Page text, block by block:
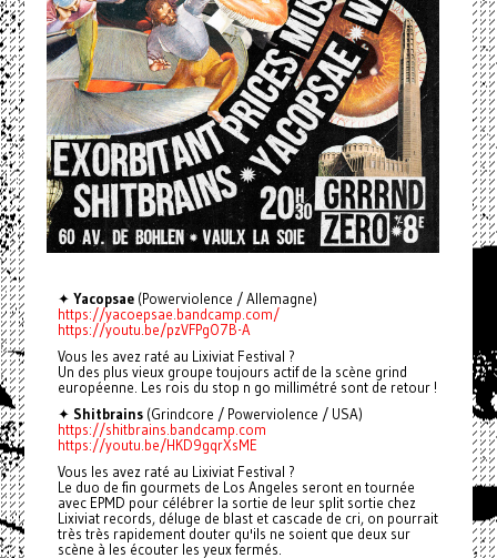
✦ Yacopsae(Powerviolence / Allemagne)
https://yacoepsae.bandcamp.com/
https://youtu.be/pzVFPgO7B-A
Vous les avez raté au Lixiviat Festival ?
Un des plus vieux groupe toujours actif de la scène grind
européenne. Les rois du stop n go millimétré sont de retour !
✦ Shitbrains(Grindcore / Powerviolence / USA)
https://shitbrains.bandcamp.com
https://youtu.be/HKD9gqrXsME
Vous les avez raté au Lixiviat Festival ?
Le duo de fin gourmets de Los Angeles seront en tournée
avec EPMD pour célébrer la sortie de leur split sortie chez
Lixiviat records, déluge de blast et cascade de cri, on pourrait
très très rapidement douter qu'ils ne soient que deux sur
scène à les écouter les yeux fermés.